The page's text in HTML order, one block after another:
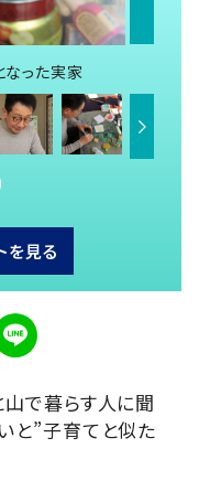
なった実家
を見る
山で暮らす人に聞
と”子育てと似た